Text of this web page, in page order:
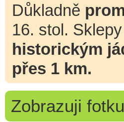
Důkladně
16. stol.
historickým
přes 1 km.
Zobrazuji